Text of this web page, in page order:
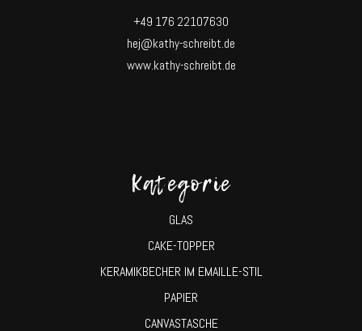
+49 176 22107630
hej@kathy-schreibt.de
www.kathy-schreibt.de
Kategorie
GLAS
CAKE-TOPPER
KERAMIKBECHER IM EMAILLE-STIL
PAPIER
CANVASTASCHE